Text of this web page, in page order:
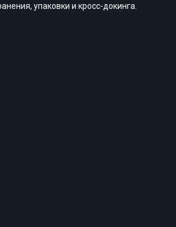
упаковки и кросс-докинга.